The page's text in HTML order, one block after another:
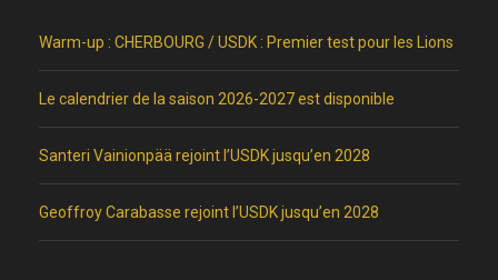
Warm-up : CHERBOURG / USDK : Premier test pour les Lions
Le calendrier de la saison 2026-2027 est disponible
Santeri Vainionpää rejoint l’USDK jusqu’en 2028
Geoffroy Carabasse rejoint l’USDK jusqu’en 2028